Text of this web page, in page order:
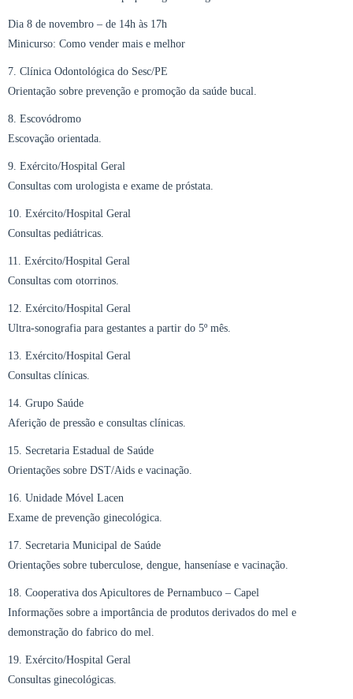
Dia 8 de novembro – de 14h às 17h
Minicurso: Como vender mais e melhor
7. Clínica Odontológica do Sesc/PE
Orientação sobre prevenção e promoção da saúde bucal.
8. Escovódromo
Escovação orientada.
9. Exército/Hospital Geral
Consultas com urologista e exame de próstata.
10. Exército/Hospital Geral
Consultas pediátricas.
11. Exército/Hospital Geral
Consultas com otorrinos.
12. Exército/Hospital Geral
Ultra-sonografia para gestantes a partir do 5º mês.
13. Exército/Hospital Geral
Consultas clínicas.
14. Grupo Saúde
Aferição de pressão e consultas clínicas.
15. Secretaria Estadual de Saúde
Orientações sobre DST/Aids e vacinação.
16. Unidade Móvel Lacen
Exame de prevenção ginecológica.
17. Secretaria Municipal de Saúde
Orientações sobre tuberculose, dengue, hanseníase e vacinação.
18. Cooperativa dos Apicultores de Pernambuco – Capel
Informações sobre a importância de produtos derivados do mel e
demonstração do fabrico do mel.
19. Exército/Hospital Geral
Consultas ginecológicas.